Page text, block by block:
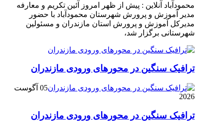
محمودآباد آنلاین : پیش از ظهر امروز آئین تکریم و معارفه
مدیر آموزش و پرورش شهرستان محمودآباد با حضور
مدیرکل آموزش و پرورش استان مازندران و مسئولین
شهرستانی برگزار شد،
ترافیک سنگین در محور‌های ورودی مازندران
05 آگوست
2026
ترافیک سنگین در محور‌های ورودی مازندران